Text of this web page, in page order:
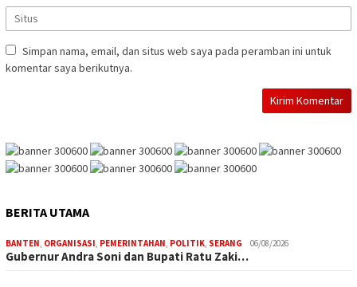
Simpan nama, email, dan situs web saya pada peramban ini untuk
komentar saya berikutnya.
BERITA UTAMA
BANTEN, ORGANISASI, PEMERINTAHAN, POLITIK, SERANG 06/08/2026
Gubernur Andra Soni dan Bupati Ratu Zaki…